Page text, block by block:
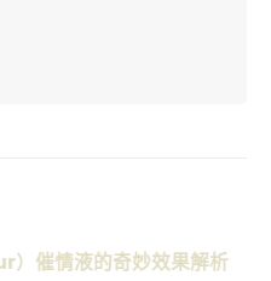
液的奇妙效果解析